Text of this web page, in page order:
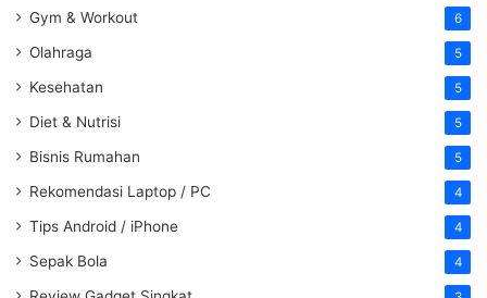
Gym & Workout 6
Olahraga 5
Kesehatan 5
Diet & Nutrisi 5
Bisnis Rumahan 5
Rekomendasi Laptop / PC 4
Tips Android / iPhone 4
Sepak Bola 4